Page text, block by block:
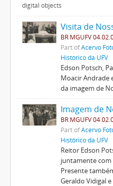
digital objects
Visita de
BR MGUFV
Part ofAcervo
Histórico da UFV
Edson Potsch,
Moacir Andrade
da imagem de
BR MGUFV
Part ofAcervo
Histórico da UFV
Reitor Edson
juntamente com
Presente
Geraldo Vidigal